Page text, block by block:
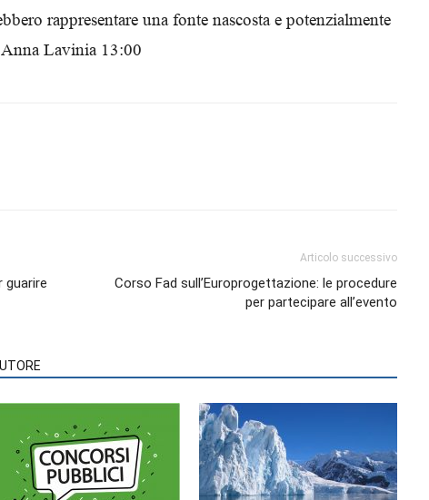
rappresentare una fonte nascosta e potenzialmente
Lavinia 13:00
guarire
Articolo successivo
Corso Fad sull’Europrogettazione: le procedure
per partecipare all’evento